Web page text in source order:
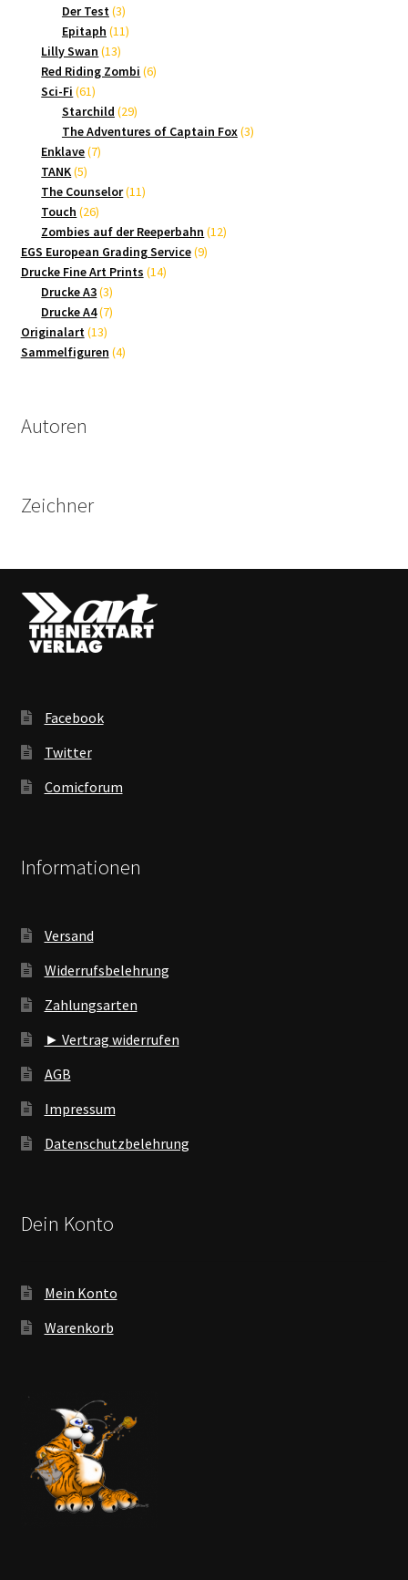
Der Test 33
Produkte
Epitaph 1111
Lilly Swan 1313
Produkte
Red Riding Zombi 66
Sci-Fi 6161
Produkte
Starchild 2929
Produkte
The Adventures of Captain Fox 33
Enklave 77
TANK 55
Produkte
The Counselor 1111
Touch 2626
Produkte
Zombies auf der Reeperbahn 1212
EGS European Grading Service 99
Drucke Fine Art Prints 1414
Drucke A3 33
Produkte
Drucke A4 77
Originalart 1313
Produkte
Sammelfiguren 44
Autoren
Zeichner
Facebook
Twitter
Comicforum
Informationen
Versand
Widerrufsbelehrung
Zahlungsarten
► Vertrag widerrufen
AGB
Impressum
Datenschutzbelehrung
Dein Konto
Mein Konto
Warenkorb